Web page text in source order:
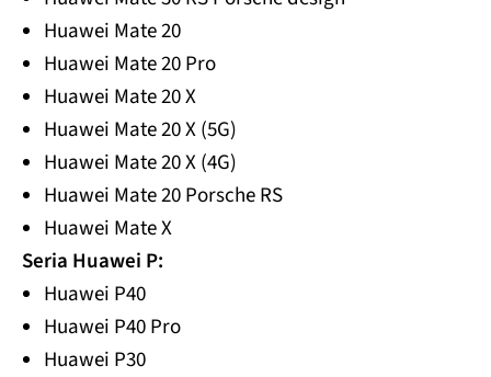
Huawei Mate 20
Huawei Mate 20 Pro
Huawei Mate 20 X
Huawei Mate 20 X (5G)
Huawei Mate 20 X (4G)
Huawei Mate 20 Porsche RS
Huawei Mate X
Seria Huawei P:
Huawei P40
Huawei P40 Pro
Huawei P30